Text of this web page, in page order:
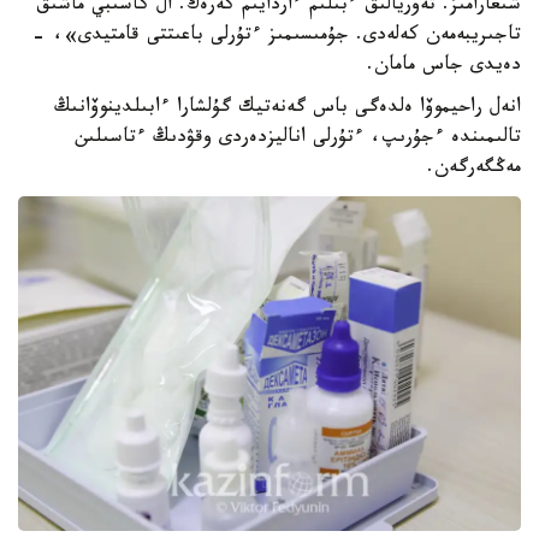
شىعارامىز. تەوريالىق ءبىلىم ءاردايىم كەرەك. ال كاسىبي ماشىق
تاجىريبەمەن كەلەدى. جۇمىسىمىز ءتۇرلى باعىتتى قامتيدى»، -
دەيدى جاس مامان.
انەل راحيموۆا ەلدەگى باس گەنەتيك گۇلشارا ءابىلدينوۆانىڭ
تالىمىندە ءجۇرىپ، ءتۇرلى اناليزدەردى وقۋدىڭ ءتاسىلىن
مەڭگەرگەن.